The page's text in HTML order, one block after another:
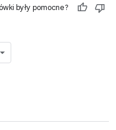
były pomocne?